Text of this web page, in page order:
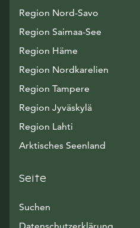
Region Nord-Savo
Region Saimaa-See
Region Häme
Region Nordkarelien
Region Tampere
Region Jyväskylä
Region Lahti
Arktisches Seenland
Seite
Suchen